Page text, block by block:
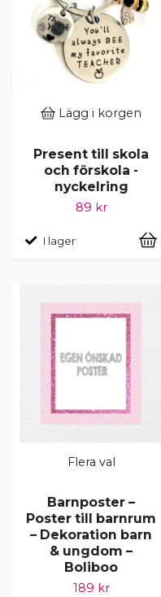
Lägg i korgen
Present till skola
och förskola -
nyckelring
89 kr
I lager
Flera val
Barnposter –
Poster till barnrum
– Dekoration barn
& ungdom –
Boliboo
189 kr